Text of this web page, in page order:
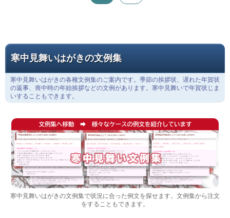
囲炉裏で団らん
一般
寒中見舞いはがきの文例集
寒中見舞いはがきの各種文例集のご案内です。季節の挨拶状、遅れた年賀状
の返事、喪中時の年始挨拶などの文例があります。寒中見舞いで年賀状じま
いすることもできます。